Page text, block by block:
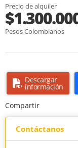
Precio de alquiler
Pesos Colombianos
Descargar
información
Compartir
Contáctanos